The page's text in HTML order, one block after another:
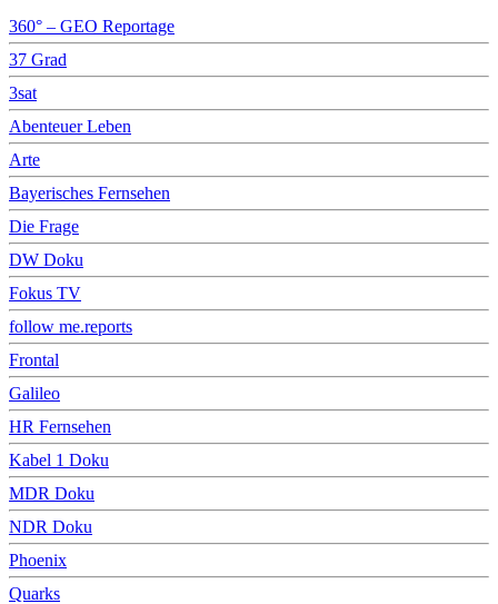
360° – GEO Reportage
37 Grad
3sat
Abenteuer Leben
Arte
Bayerisches Fernsehen
Die Frage
DW Doku
Fokus TV
follow me.reports
Frontal
Galileo
HR Fernsehen
Kabel 1 Doku
MDR Doku
NDR Doku
Phoenix
Quarks